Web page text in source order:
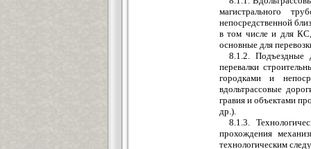
магистрального
непосредственной
в том числе и для КС,
основные для
8.1.2. Подъездные
перевалки
городками и
вдольтрассовые
гравия и объектами
др.).
8.1.3.
прохождения
технологическим